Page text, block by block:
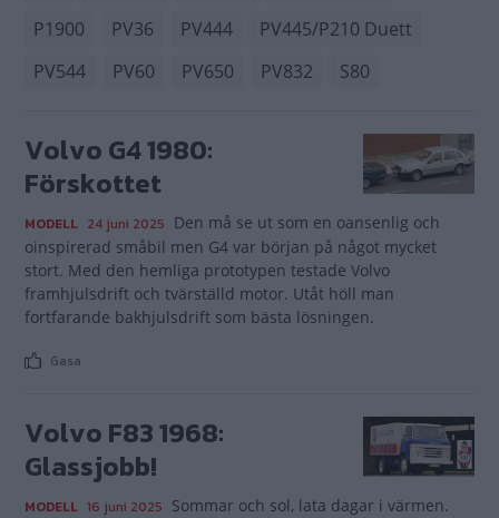
P1900
PV36 PV444
PV445/P210 Duett
PV544
PV60 PV650 PV832 S80
Volvo G4 1980:
Förskottet
MODELL 24 juni 2025 Den må se ut som en oansenlig och
oinspirerad småbil men G4 var början på något mycket
stort. Med den hemliga prototypen testade Volvo
framhjulsdrift och tvärställd motor. Utåt höll man
fortfarande bakhjulsdrift som bästa lösningen.
Gasa
Volvo F83 1968:
Glassjobb!
MODELL 16 juni 2025 Sommar och sol, lata dagar i värmen.